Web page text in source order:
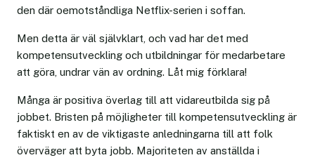
den där oemotståndliga Netflix-serien i soffan.
Men detta är väl självklart, och vad har det med
kompetensutveckling och utbildningar för medarbetare
att göra, undrar vän av ordning. Låt mig förklara!
Många är positiva överlag till att vidareutbilda sig på
jobbet. Bristen på möjligheter till kompetensutveckling är
faktiskt en av de viktigaste anledningarna till att folk
överväger att byta jobb. Majoriteten av anställda i